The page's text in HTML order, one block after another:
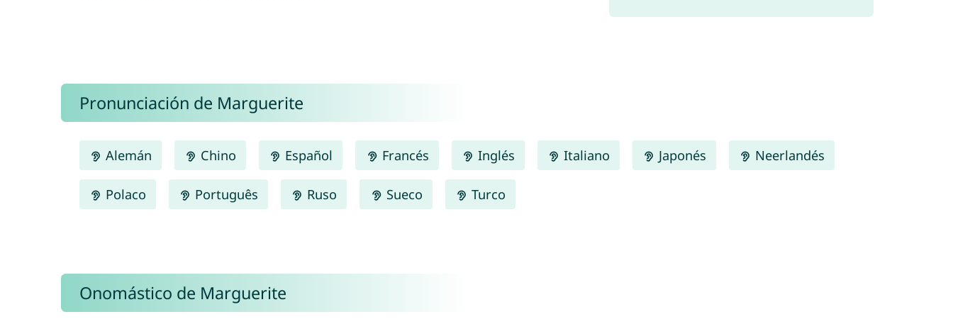
Pronunciación de Marguerite
Alemán Chino Español Francés Inglés Italiano Japonés Neerlandés
Polaco Português Ruso Sueco Turco
Onomástico de Marguerite